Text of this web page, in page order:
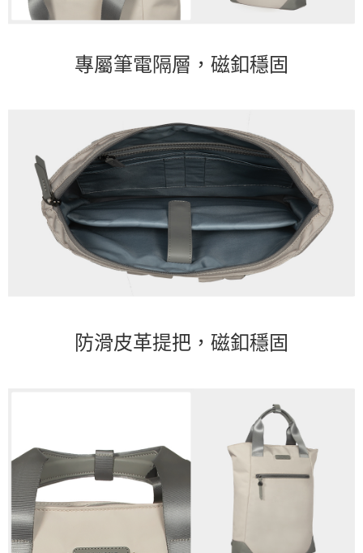
專屬筆電隔層，磁釦穩固
防滑皮革提把，磁釦穩固